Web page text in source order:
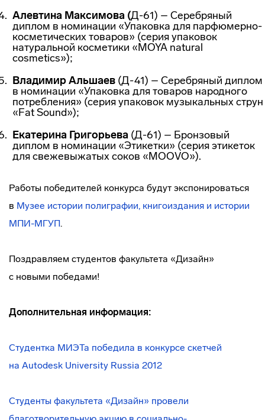
Алевтина Максимова (Д-61) – Серебряный
диплом в номинации «Упаковка для парфюмерно-
косметическихтоваров» (серия упаковок
натуральной косметики «MOYA natural
cosmetics»);
Владимир Альшаев (Д-41) – Серебряный диплом
в номинации «Упаковка для товаров народного
потребления» (серия упаковок музыкальных струн
«Fat Sound»);
Екатерина Григорьева (Д-61) – Бронзовый
диплом в номинации «Этикетки» (серия этикеток
для свежевыжатых соков «MOOVO»).
Работы победителей конкурса будут экспонироваться
в Музее истории полиграфии, книгоиздания и истории
МПИ-МГУП.
Поздравляем студентов факультета «Дизайн»
с новыми победами!
Дополнительная информация:
Студентка МИЭТа победила в конкурсе скетчей
на Autodesk University Russia 2012
Студенты факультета «Дизайн» провели